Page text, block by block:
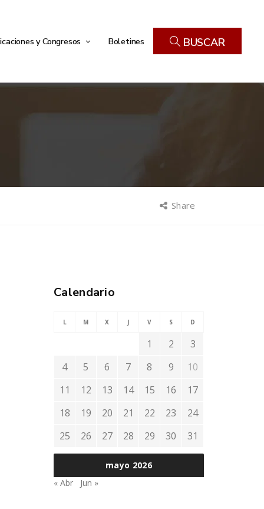
y Congresos Boletines BUSCAR
Share
Calendario
mayo 2026
L M X J V S D
1 2
3
4
5 6 7 8 9
10
11
12 13 14 15 16
17
18
19 20 21 22 23
24
25
26 27 28 29 30 31
« Abr Jun »